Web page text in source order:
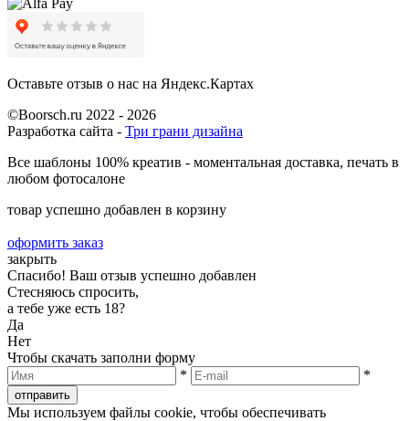
Оставьте отзыв о нас на Яндекс.Картах
©Boorsch.ru 2022 - 2026
Разработка сайта - Три грани дизайна
Все шаблоны 100% креатив - моментальная доставка, печать в
любом фотосалоне
товар успешно добавлен в корзину
оформить заказ
закрыть
Спасибо! Ваш отзыв успешно добавлен
Стесняюсь спросить,
а тебе уже есть 18?
Да
Нет
Чтобы скачать заполни форму
*
*
отправить
Мы используем файлы сооkiе, чтобы обеспечивать